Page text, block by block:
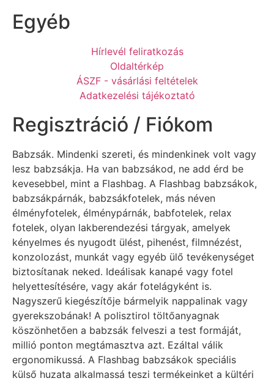
Egyéb
Hírlevél feliratkozás
Oldaltérkép
ÁSZF - vásárlási feltételek
Adatkezelési tájékoztató
Regisztráció / Fiókom
Babzsák. Mindenki szereti, és mindenkinek volt vagy
lesz babzsákja. Ha van babzsákod, ne add érd be
kevesebbel, mint a Flashbag. A Flashbag babzsákok,
babzsákpárnák, babzsákfotelek, más néven
élményfotelek, élménypárnák, babfotelek, relax
fotelek, olyan lakberendezési tárgyak, amelyek
kényelmes és nyugodt ülést, pihenést, filmnézést,
konzolozást, munkát vagy egyéb ülő tevékenységet
biztosítanak neked. Ideálisak kanapé vagy fotel
helyettesítésére, vagy akár fotelágyként is.
Nagyszerű kiegészítője bármelyik nappalinak vagy
gyerekszobának! A polisztirol töltőanyagnak
köszönhetően a babzsák felveszi a test formáját,
millió ponton megtámasztva azt. Ezáltal válik
ergonomikussá. A Flashbag babzsákok speciális
külső huzata alkalmassá teszi termékeinket a kültéri